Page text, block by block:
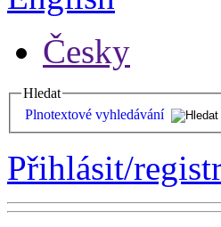
Česky
Hledat
Plnotextové vyhledávání
Přihlásit/